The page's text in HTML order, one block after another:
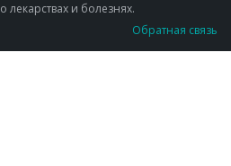
и болезнях.
Обратная связь